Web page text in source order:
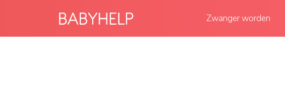
Zwanger worden